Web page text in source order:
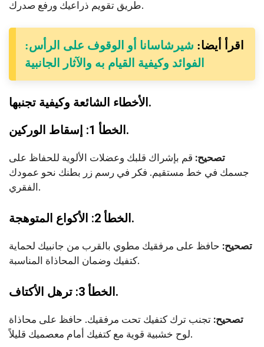
طريق تقويم ذراعيك ورفع صدرك.
اقرأ أيضا: شيرشاسانا أو الوقوف على الرأس:
الفوائد وكيفية القيام به والآثار الجانبية
الأخطاء الشائعة وكيفية تجنبها.
الخطأ 1: إسقاط الوركين.
تصحيح: قم بإشراك قلبك وعضلات الألوية للحفاظ على
جسمك في خط مستقيم. فكر في رسم زر بطنك نحو عمودك
الفقري.
الخطأ 2: الأكواع المتوهجة.
تصحيح: حافظ على مرفقيك مطوي بالقرب من جانبيك لحماية
كتفيك وضمان المحاذاة المناسبة.
الخطأ 3: ترهل الأكتاف.
تصحيح: تجنب ترك كتفيك تحت مرفقيك. حافظ على محاذاة
لوح خشبية قوية مع كتفيك أمام معصميك قليلاً.